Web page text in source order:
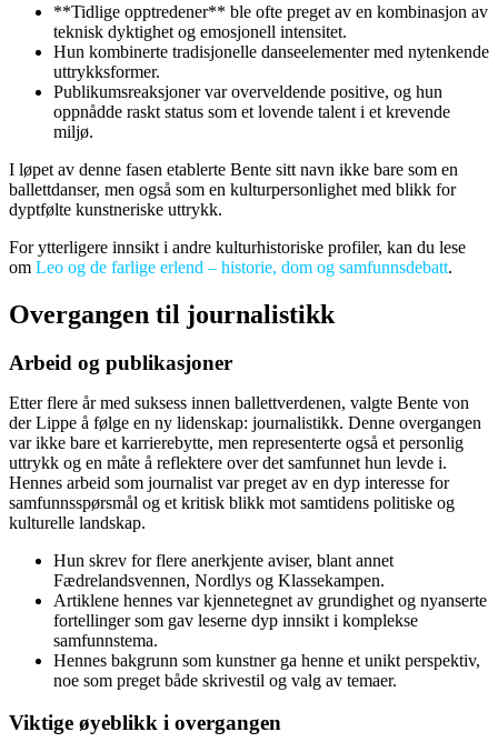
**Tidlige opptredener** ble ofte preget av en kombinasjon av
teknisk dyktighet og emosjonell intensitet.
Hun kombinerte tradisjonelle danseelementer med nytenkende
uttrykksformer.
Publikumsreaksjoner var overveldende positive, og hun
oppnådde raskt status som et lovende talent i et krevende
miljø.
I løpet av denne fasen etablerte Bente sitt navn ikke bare som en
ballettdanser, men også som en kulturpersonlighet med blikk for
dyptfølte kunstneriske uttrykk.
For ytterligere innsikt i andre kulturhistoriske profiler, kan du lese
om Leo og de farlige erlend – historie, dom og samfunnsdebatt.
Overgangen til journalistikk
Arbeid og publikasjoner
Etter flere år med suksess innen ballettverdenen, valgte Bente von
der Lippe å følge en ny lidenskap: journalistikk. Denne overgangen
var ikke bare et karrierebytte, men representerte også et personlig
uttrykk og en måte å reflektere over det samfunnet hun levde i.
Hennes arbeid som journalist var preget av en dyp interesse for
samfunnsspørsmål og et kritisk blikk mot samtidens politiske og
kulturelle landskap.
Hun skrev for flere anerkjente aviser, blant annet
Fædrelandsvennen, Nordlys og Klassekampen.
Artiklene hennes var kjennetegnet av grundighet og nyanserte
fortellinger som gav leserne dyp innsikt i komplekse
samfunnstema.
Hennes bakgrunn som kunstner ga henne et unikt perspektiv,
noe som preget både skrivestil og valg av temaer.
Viktige øyeblikk i overgangen